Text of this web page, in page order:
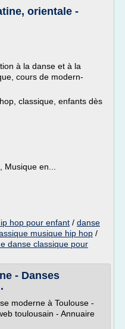
orientale -
à la danse et à la
cours de modern-
classique, enfants dès
en...
hop pour enfant / danse
musique hip hop /
danse classique pour
- Danses
moderne à Toulouse -
toulousain - Annuaire